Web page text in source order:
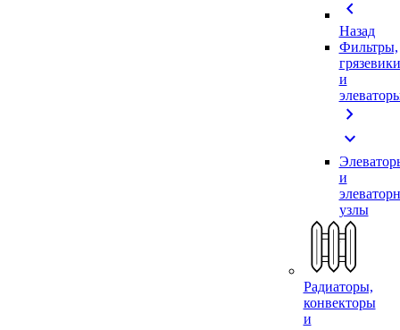
chevron_left
Назад
Фильтры,
грязевики
и
chevron_right
expand_more
и
узлы
Радиаторы,
конвекторы
и